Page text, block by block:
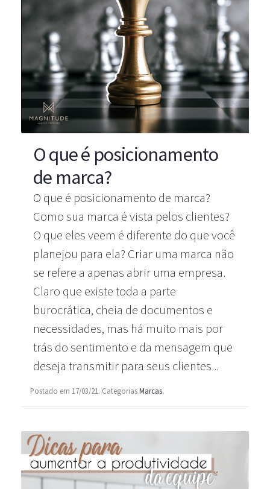
O que é posicionamento
de marca?
O que é posicionamento de marca?
Como sua marca é vista pelos clientes?
O que eles veem é diferente do que você
planejou para ela? Criar uma marca não
se refere a apenas abrir uma empresa.
Claro que existe toda a parte
burocrática, cheia de documentos e
necessidades, mas há muito mais por
trás do sentimento e da mensagem que
deseja transmitir para seus clientes...
Postado em 17/03/21. CategoriasMarcas.